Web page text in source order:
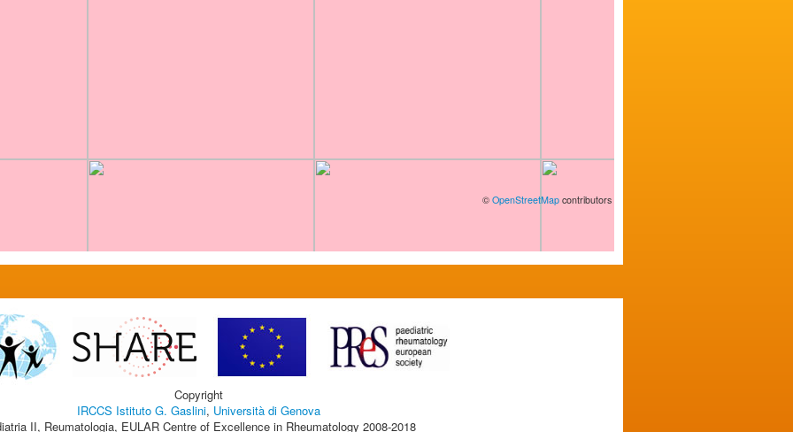
© OpenStreetMap contributors
Copyright
IRCCS Istituto G. Gaslini, Università di Genova
II, Reumatologia, EULAR Centre of Excellence in Rheumatology 2008-2018